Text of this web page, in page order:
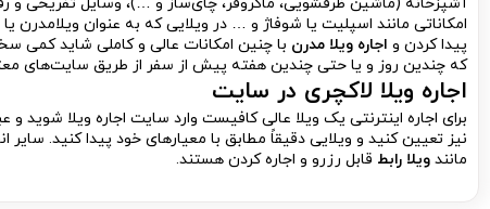
امکاناتی مانند اسپلیت یا شوفاژ و … در ویلایی که به عنوان
پیدا کردن و اجاره ویلا مدرن با چنین امکانات عالی و کاملی شاید کمی
که چندین روز و یا حتی چندین هفته پیش از سفر از طریق سایت‌های
اجاره ویلا لاکچری در سایت
برای اجاره اینترنتی یک ویلا عالی کافیست وارد سایت اجاره ویلا شوید و
نیز تعیین کنید و ویلایی دقیقاً مطابق با معیارهای خود پیدا کنید. سایر
مانند ویلا رابط قابل رزرو و اجاره کردن هستند.